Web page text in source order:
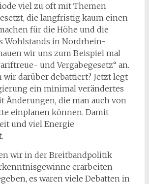
viel zu oft mit Themen
die langfristig kaum einen
für die Höhe und die
Wohlstands in Nordrhein-
wir uns zum Beispiel mal
und Vergabegesetz“ an.
wir darüber debattiert? Jetzt legt
ein minimal verändertes
Änderungen, die man auch von
einplanen können. Damit
und viel Energie
wir in der Breitbandpolitik
erarbeiten
es waren viele Debatten in